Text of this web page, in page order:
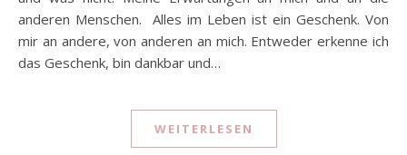
anderen Menschen. Alles im Leben ist ein Geschenk. Von
mir an andere, von anderen an mich. Entweder erkenne ich
das Geschenk, bin dankbar und…
WEITERLESEN